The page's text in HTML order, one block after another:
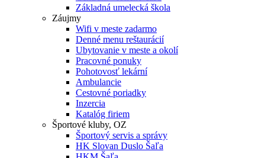
Základná umelecká škola
Záujmy
Wifi v meste zadarmo
Denné menu reštaurácií
Ubytovanie v meste a okolí
Pracovné ponuky
Pohotovosť lekární
Ambulancie
Cestovné poriadky
Inzercia
Katalóg firiem
Športové kluby, OZ
Športový servis a správy
HK Slovan Duslo Šaľa